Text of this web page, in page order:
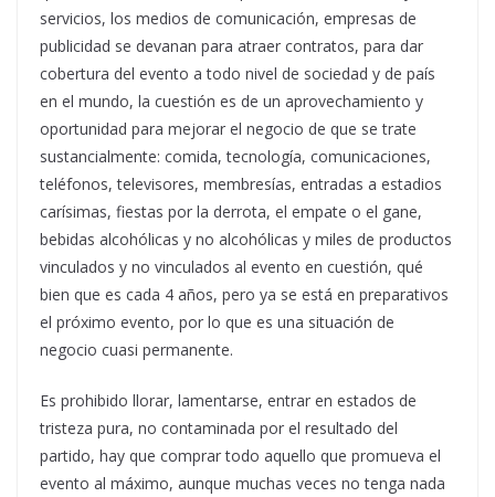
servicios, los medios de comunicación, empresas de
publicidad se devanan para atraer contratos, para dar
cobertura del evento a todo nivel de sociedad y de país
en el mundo, la cuestión es de un aprovechamiento y
oportunidad para mejorar el negocio de que se trate
sustancialmente: comida, tecnología, comunicaciones,
teléfonos, televisores, membresías, entradas a estadios
carísimas, fiestas por la derrota, el empate o el gane,
bebidas alcohólicas y no alcohólicas y miles de productos
vinculados y no vinculados al evento en cuestión, qué
bien que es cada 4 años, pero ya se está en preparativos
el próximo evento, por lo que es una situación de
negocio cuasi permanente.
Es prohibido llorar, lamentarse, entrar en estados de
tristeza pura, no contaminada por el resultado del
partido, hay que comprar todo aquello que promueva el
evento al máximo, aunque muchas veces no tenga nada